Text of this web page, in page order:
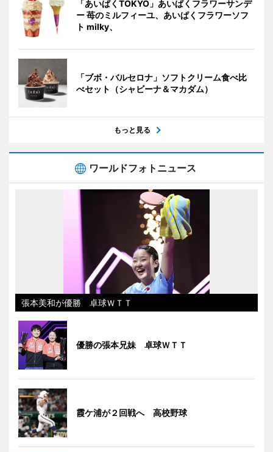
「あいぱくTOKYO」あいぱくフラワーサンデ
ー 苺のミルフィーユ、あいぱくフラワーソフ
ト milky、
「ブボ・バルセロナ」ソフトクリーム食べ比
べセット（シャビーナ＆マカダム）
もっと見る
ワールドフォトニュース
張本美和が優勝 卓球ＷＴＴ
優勝の張本兄妹 卓球ＷＴＴ
霞ケ浦が２回戦へ 高校野球